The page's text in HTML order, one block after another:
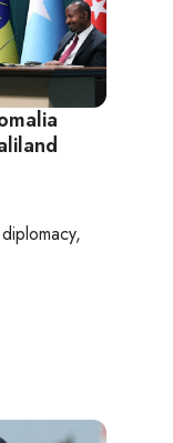
diplomacy,